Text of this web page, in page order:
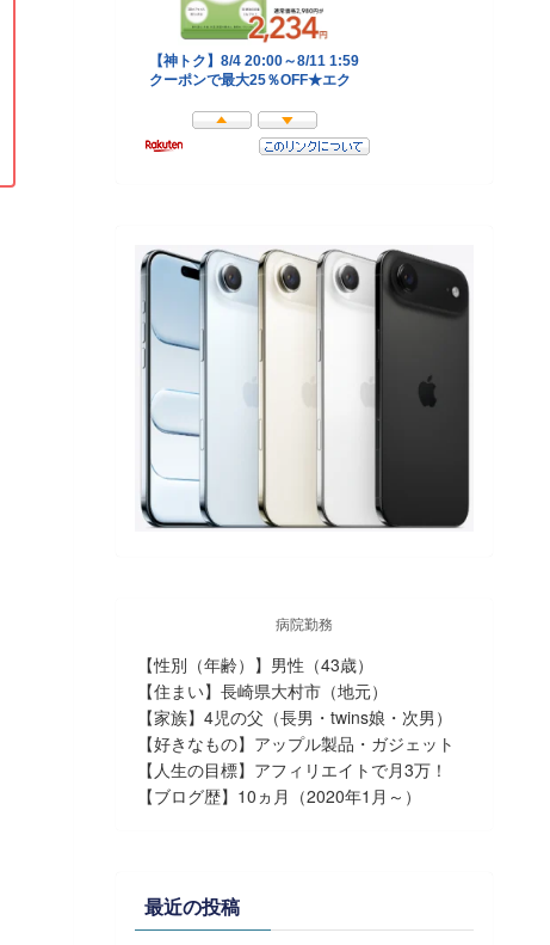
病院勤務
【性別（年齢）】男性（43歳）
【住まい】長崎県大村市（地元）
【家族】4児の父（長男・twins娘・次男）
【好きなもの】アップル製品・ガジェット
【人生の目標】アフィリエイトで月3万！
【ブログ歴】10ヵ月（2020年1月～）
最近の投稿